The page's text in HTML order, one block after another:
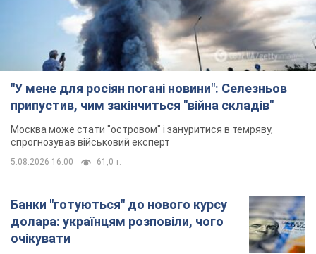
"У мене для росіян погані новини": Селезньов
припустив, чим закінчиться "війна складів"
Москва може стати "островом" і зануритися в темряву,
спрогнозував військовий експерт
5.08.2026 16:00 61,0 т.
Банки "готуються" до нового курсу
долара: українцям розповіли, чого
очікувати